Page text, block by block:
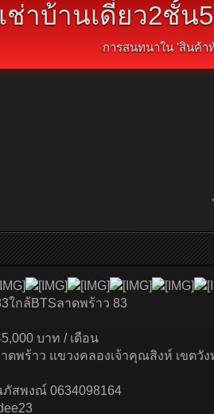
ช่าบ้านเดี่ยว2ชั้น
การสนทนาใน 'สินค้า
ใกล้BTSลาดพร้าว 83
บาท / เดือน
ดพร้าว แขวงคลองเจ้าคุณสิงห์ เขตวั
สพงณ์ 0634098164